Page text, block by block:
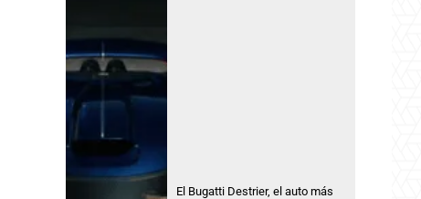
El Bugatti Destrier, el auto más